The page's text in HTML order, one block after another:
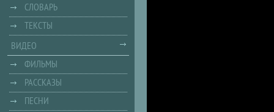
СЛОВАРЬ
ТЕКСТЫ
ВИДЕО
ФИЛЬМЫ
РАССКАЗЫ
ПЕСНИ